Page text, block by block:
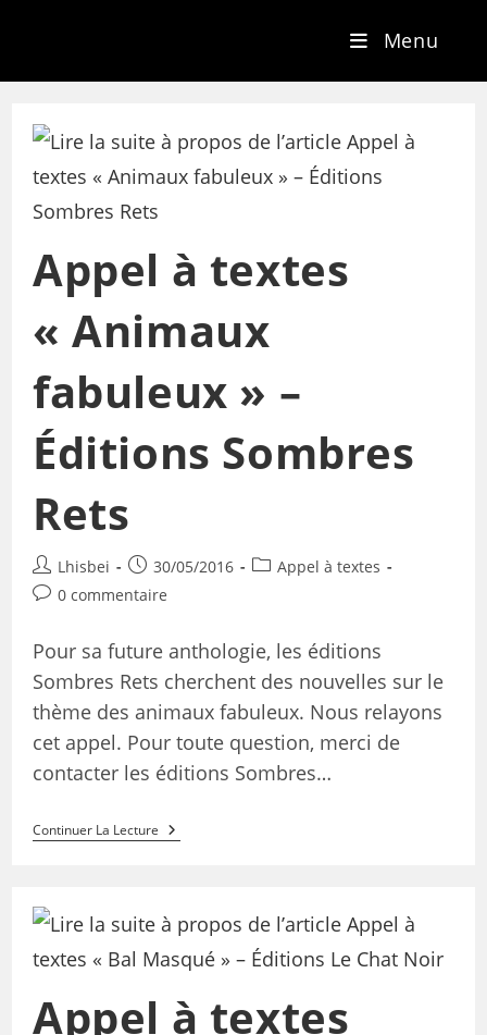
Menu
Appel à textes
« Animaux
fabuleux » –
Éditions Sombres
Rets
Lhisbei 30/05/2016
Appel à textes
0 commentaire
Pour sa future anthologie, les éditions
Sombres Rets cherchent des nouvelles sur le
thème des animaux fabuleux. Nous relayons
cet appel. Pour toute question, merci de
contacter les éditions Sombres…
Continuer La Lecture
Appel à textes